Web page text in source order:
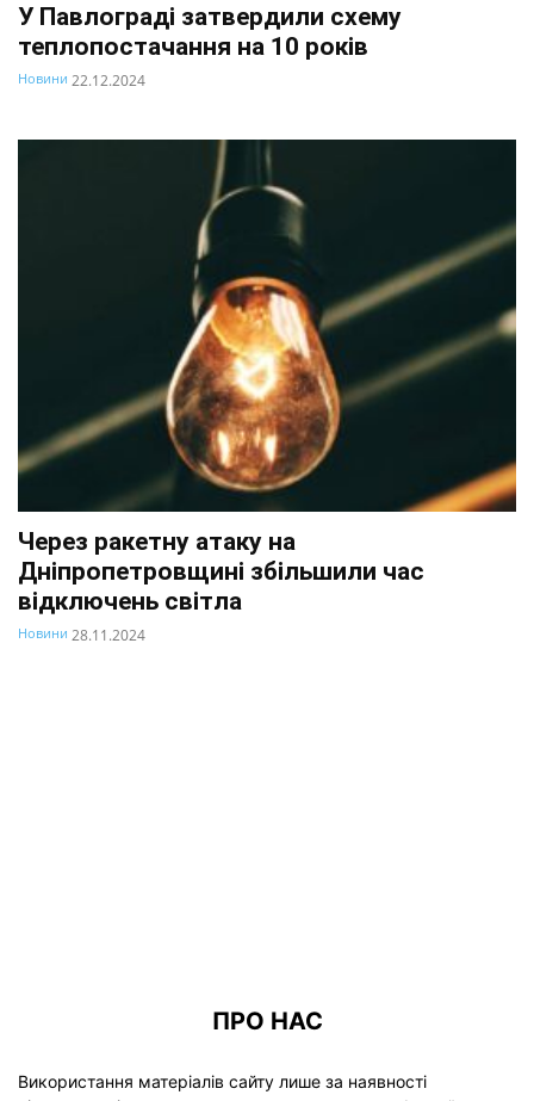
У Павлограді затвердили схему
теплопостачання на 10 років
Новини 22.12.2024
Через ракетну атаку на
Дніпропетровщині збільшили час
відключень світла
Новини 28.11.2024
ПРО НАС
Використання матеріалів сайту лише за наявності